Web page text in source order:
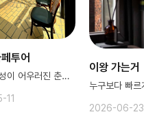
투어
자연과 감성이 어우러진 춘천카페
11
이왕 가는거
2026-06-23